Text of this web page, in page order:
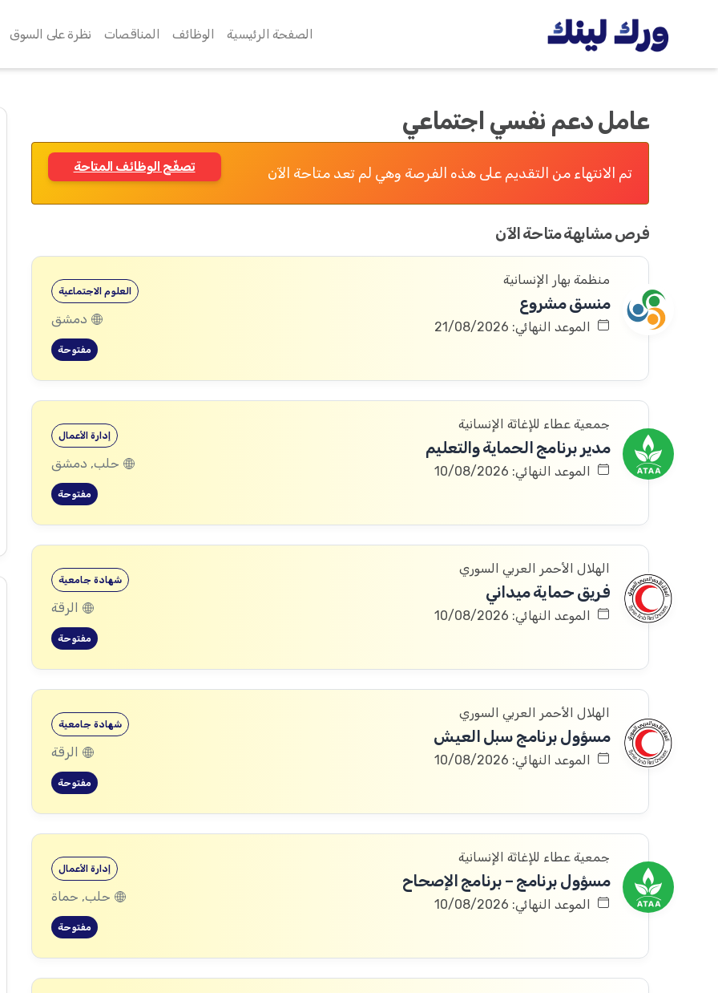
الصفحة الرئيسية الوظائف المناقصات نظرة على السوق
عامل دعم نفسي اجتماعي
تم الانتهاء من التقديم على هذه الفرصة وهي لم تعد متاحة الآن تصفّح الوظائف المتاحة
فرص مشابهة متاحة الآن
منظمة بهار الإنسانية
منسق مشروع
الموعد النهائي: 21/08/2026
العلوم الاجتماعية
دمشق
مفتوحة
جمعية عطاء للإغاثة الإنسانية
مدير برنامج الحماية والتعليم
الموعد النهائي: 10/08/2026
إدارة الأعمال
حلب, دمشق
مفتوحة
الهلال الأحمر العربي السوري
فريق حماية ميداني
الموعد النهائي: 10/08/2026
شهادة جامعية
الرقة
مفتوحة
الهلال الأحمر العربي السوري
مسؤول برنامج سبل العيش
الموعد النهائي: 10/08/2026
شهادة جامعية
الرقة
مفتوحة
جمعية عطاء للإغاثة الإنسانية
مسؤول برنامج – برنامج الإصحاح
الموعد النهائي: 10/08/2026
إدارة الأعمال
حلب, حماة
مفتوحة